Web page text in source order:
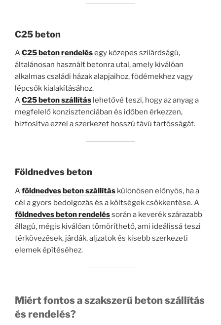
C25 beton
AC25 beton rendelésegy közepes szilárdságú,
általánosan használt betonra utal, amely kiválóan
alkalmas családi házak alapjaihoz, födémekhez vagy
lépcsők kialakításához.
AC25 beton szállítás lehetővé teszi, hogy az anyag a
megfelelő konzisztenciában és időben érkezzen,
biztosítva ezzel a szerkezet hosszú távú tartósságát.
Földnedves beton
Aföldnedves beton szállítás különösen előnyös, ha a
cél a gyors bedolgozás és a költségek csökkentése. A
földnedves beton rendeléssorán a keverék szárazabb
állagú, mégis kiválóan tömöríthető, ami ideálissá teszi
térkövezések, járdák, aljzatok és kisebb szerkezeti
elemek építéséhez.
Miért fontos a szakszerű beton szállítás
és rendelés?